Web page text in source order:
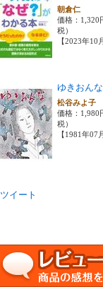
朝倉仁
価格：1,320
税）
【2023年10
ゆきおんな
松谷みよ
価格：1,980
税）
【1981年07
ツイート